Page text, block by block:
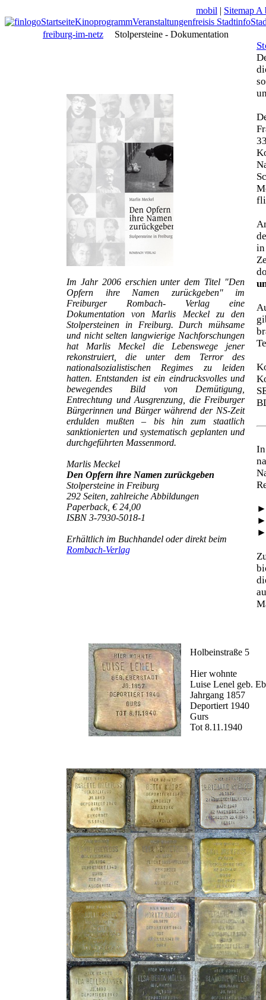
mobil | Sitemap A
StartseiteKinoprogrammVeranstaltungenfreisis Stadtinfo
freiburg-im-netz
Stolpersteine - Dokumentation
Im Jahr 2006 erschien unter dem Titel "Den
Opfern ihre Namen zurückgeben" im
Freiburger Rombach- Verlag eine
Dokumentation von Marlis Meckel zu den
Stolpersteinen in Freiburg. Durch mühsame
und nicht selten langwierige Nachforschungen
hat Marlis Meckel die Lebenswege jener
rekonstruiert, die unter dem Terror des
nationalsozialistischen Regimes zu leiden
hatten. Entstanden ist ein eindrucksvolles und
bewegendes Bild von Demütigung,
Entrechtung und Ausgrenzung, die Freiburger
Bürgerinnen und Bürger während der NS-Zeit
erdulden mußten – bis hin zum staatlich
sanktionierten und systematisch geplanten und
durchgeführten Massenmord.
Marlis Meckel
Den Opfern ihre Namen zurückgeben
Stolpersteine in Freiburg
292 Seiten, zahlreiche Abbildungen
Paperback, € 24,00
ISBN 3-7930-5018-1
Erhältlich im Buchhandel oder direkt beim
Rombach-Verlag
Holbeinstraße 5
Hier wohnte
Luise Lenel geb.
Jahrgang 1857
Deportiert 1940
Gurs
Tot 8.11.1940